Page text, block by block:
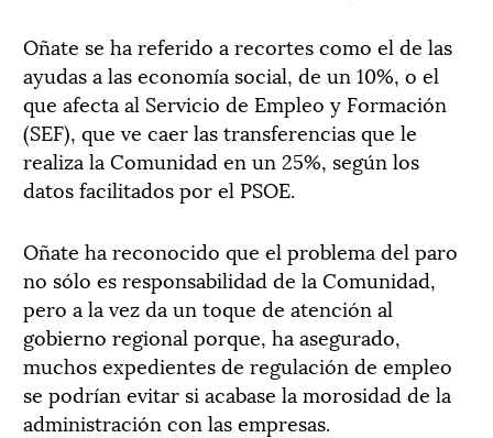
Oñate se ha referido a recortes como el de las
ayudas a las economía social, de un 10%, o el
que afecta al Servicio de Empleo y Formación
(SEF), que ve caer las transferencias que le
realiza la Comunidad en un 25%, según los
datos facilitados por el PSOE.
Oñate ha reconocido que el problema del paro
no sólo es responsabilidad de la Comunidad,
pero a la vez da un toque de atención al
gobierno regional porque, ha asegurado,
muchos expedientes de regulación de empleo
se podrían evitar si acabase la morosidad de la
administración con las empresas.